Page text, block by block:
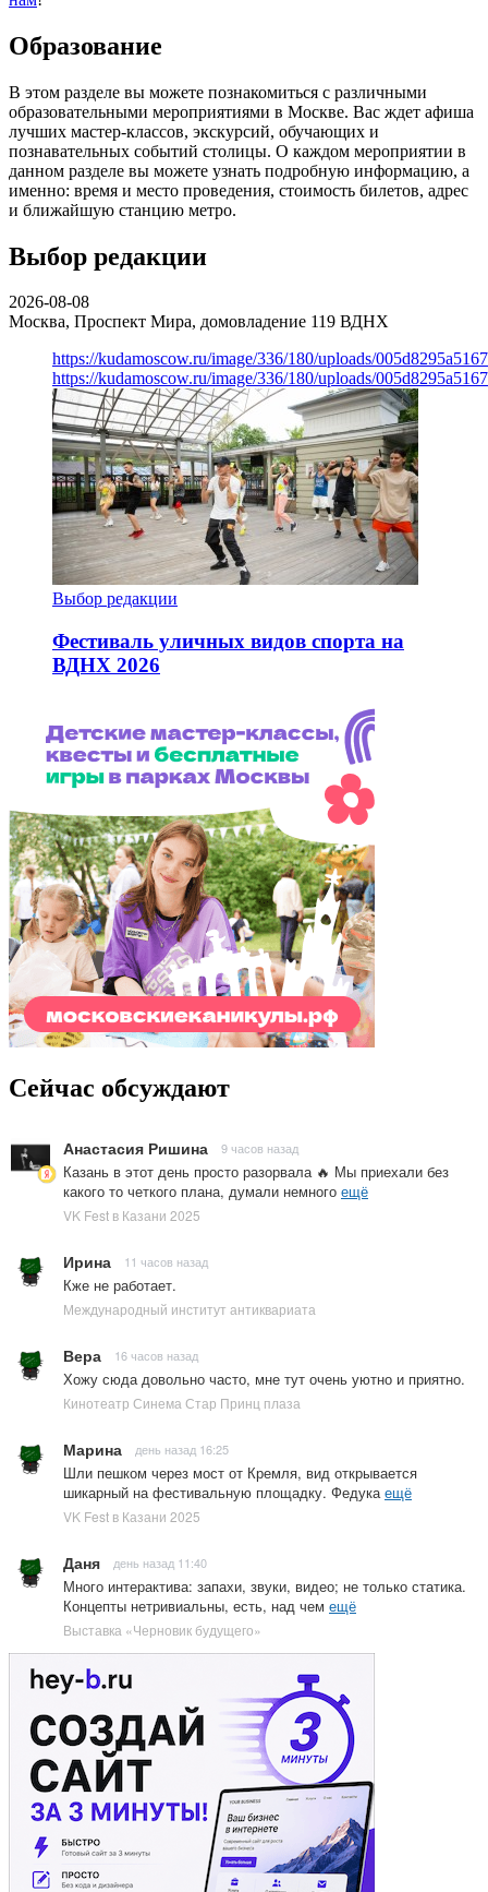
Образование
В этом разделе вы можете познакомиться с различными
образовательными мероприятиями в Москве. Вас ждет афиша
лучших мастер-классов, экскурсий, обучающих и
познавательных событий столицы. О каждом мероприятии в
данном разделе вы можете узнать подробную информацию, а
именно: время и место проведения, стоимость билетов, адрес
и ближайшую станцию метро.
Выбор редакции
2026-08-08
Москва, Проспект Мира, домовладение 119 ВДНХ
https://kudamoscow.ru/image/336/180/uploads/
https://kudamoscow.ru/image/336/180/uploads/
Выбор редакции
Фестиваль уличных видов спорта на
ВДНХ 2026
Сейчас обсуждают
Анастасия Ришина 9 часов назад
Казань в этот день просто разорвала 🔥 Мы приехали без
какого то четкого плана, думали немного ещё
VK Fest в Казани 2025
Ирина 11 часов назад
Кже не работает.
Международный институт антиквариата
Вера 16 часов назад
Хожу сюда довольно часто, мне тут очень уютно и приятно.
Кинотеатр Синема Стар Принц плаза
Марина день назад 16:25
Шли пешком через мост от Кремля, вид открывается
шикарный на фестивальную площадку. Федука ещё
VK Fest в Казани 2025
Даня день назад 11:40
Много интерактива: запахи, звуки, видео; не только статика.
Концепты нетривиальны, есть, над чем ещё
Выставка «Черновик будущего»